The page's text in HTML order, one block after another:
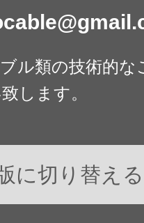
ル類の技術的な
します。
に切り替える